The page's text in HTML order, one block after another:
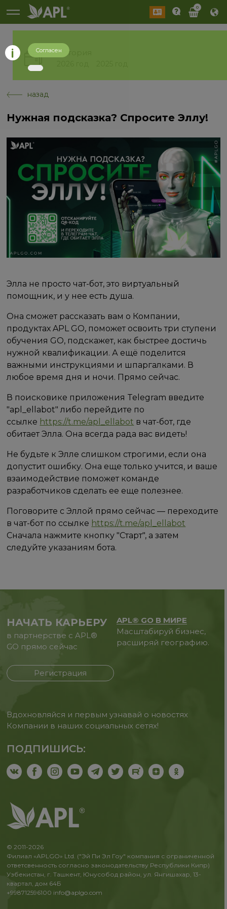
0
История
назад
Нужная подсказка? Спросите Эллу!
Элла не просто чат-бот, это виртуальный
помощник, и у нее есть душа.
Она сможет рассказать вам о Компании,
продуктах APL GO, поможет освоить три ступени
обучения GO, подскажет, как быстрее достичь
нужной квалификации. А ещё поделится
важными инструкциями и шпаргалками. В
любое время дня и ночи. Прямо сейчас.
В поисковике приложения Telegram введите
"apl_ellabot" либо перейдите по
ссылке https://t.me/apl_ellabot в чат-бот, где
обитает Элла. Она всегда рада вас видеть!
Не будьте к Элле слишком строгими, если она
допустит ошибку. Она еще только учится, и ваше
взаимодействие поможет команде
разработчиков сделать ее еще полезнее.
Поговорите с Эллой прямо сейчас — переходите
в чат-бот по ссылке https://t.me/apl_ellabot
Сначала нажмите кнопку "Старт", а затем
следуйте указаниям бота.
НАЧАТЬ КАРЬЕРУ
в партнерстве с APL®
GO прямо сейчас
Регистрация
APL® GO В МИРЕ
Масштабируй бизнес,
расширяй географию.
Вдохновляйся и первым узнавай о новостях
Компании в наших социальных сетях!
ПОДПИШИСЬ:
© 2011-2026
Филиал «APLGO» Ltd. ("Эй Пи Эл Гоу" компания с ограниченной
ответсвенность согласно законодательству Республики Кипр)
Узбекистан, г. Ташкент, Юнусобод район, ул. Янгишахар, 13-
квартал, дом 64Б
+998712596100 info@aplgo.com
Согласен